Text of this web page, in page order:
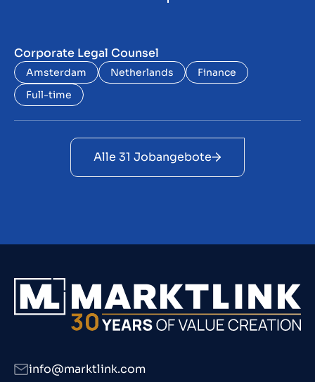
Corporate Legal Counsel
Amsterdam Netherlands
Finance
Full-time
Alle 31 Jobangebote
info@marktlink.com